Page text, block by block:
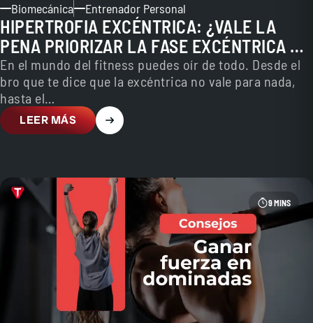
Biomecánica Entrenador Personal
HIPERTROFIA EXCÉNTRICA: ¿VALE LA
PENA PRIORIZAR LA FASE EXCÉNTRICA EN
EL ENTRENAMIENTO?
En el mundo del fitness puedes oír de todo. Desde el
bro que te dice que la excéntrica no vale para nada,
hasta el…
LEER MÁS
9 MINS